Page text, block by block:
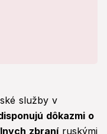
služby v
dôkazmi o
zbraníruskými